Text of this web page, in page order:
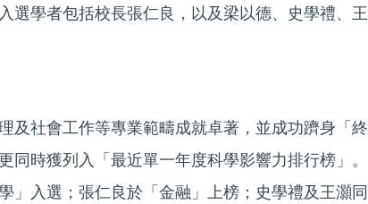
選學者包括校長張仁良，以及梁以德、史學禮、王
及社會工作等專業範疇成就卓著，並成功躋身「終
同時獲列入「最近單一年度科學影響力排行榜」。
」入選；張仁良於「金融」上榜；史學禮及王灝同